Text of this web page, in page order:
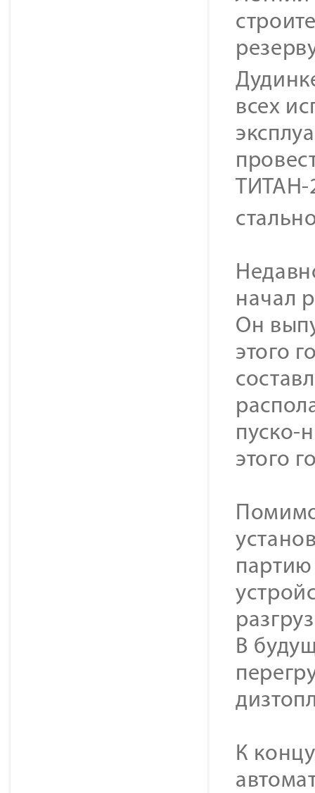
всех
ТИТАН-
начал
Он
этого
пуско-
этого
В
К